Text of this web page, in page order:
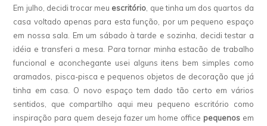
Em julho, decidi trocar meu escritório , que tinha um dos quartos da
casa voltado apenas para esta função, por um pequeno espaço
em nossa sala. Em um sábado à tarde e sozinha, decidi testar a
idéia e transferi a mesa. Para tornar minha estacão de trabalho
funcional e aconchegante usei alguns itens bem simples como
aramados, pisca-pisca e pequenos objetos de decoração que já
tinha em casa. O novo espaço tem dado tão certo em vários
sentidos, que compartilho aqui meu pequeno escritório como
inspiração para quem deseja fazer um home office pequenos em